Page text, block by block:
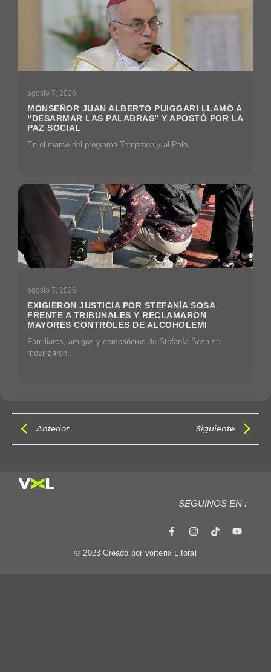
agosto 7, 2026
MONSEÑOR JUAN ALBERTO PUIGGARI LLAMÓ A
“DESARMAR LAS PALABRAS” Y APOSTÓ POR LA
PAZ SOCIAL
En el marco del programa Temprano y al Palo,...
agosto 7, 2026
EXIGIERON JUSTICIA POR STEFANÍA SOSA
FRENTE A TRIBUNALES Y RECLAMARON
MAYORES CONTROLES DE ALCOHOLEMI
Familiares, amigos y compañeros de Stefanía Sosa se
movilizaron...
Anterior Siguiente
SEGUINOS EN :
© 2023 Creado por vorterix Litoral